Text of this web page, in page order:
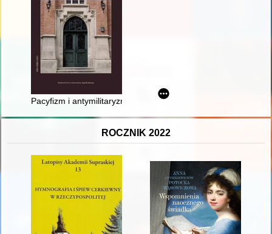
Pacyfizm i antymilitaryzm w Europie Zachodniej w latach
ROCZNIK 2022